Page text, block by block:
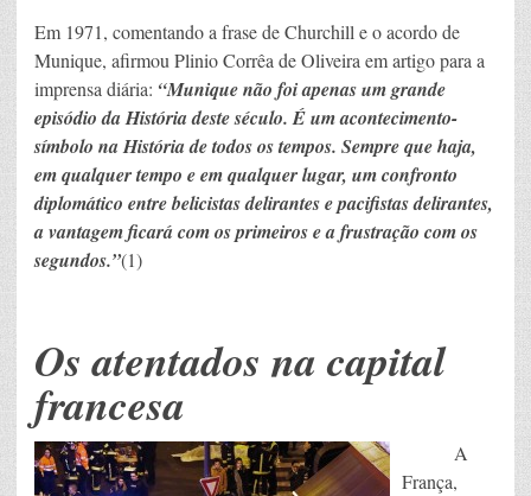
Em 1971, comentando a frase de Churchill e o acordo de
Munique, afirmou Plinio Corrêa de Oliveira em artigo para a
imprensa diária: “Munique não foi apenas um grande
episódio da História deste século. É um acontecimento-
símbolo na História de todos os tempos. Sempre que haja,
em qualquer tempo e em qualquer lugar, um confronto
diplomático entre belicistas delirantes e pacifistas delirantes,
a vantagem ficará com os primeiros e a frustração com os
segundos.”(1)
Os atentados na capital
francesa
A
França,